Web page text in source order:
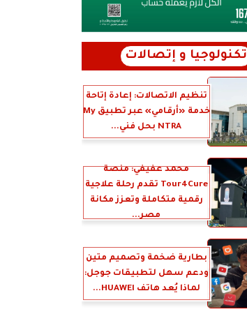
تكنولوجيا و إتصالات
تنظيم الاتصالات: إعادة إتاحة
خدمة «أرقامي» عبر تطبيق My
NTRA بحل فني...
محمد عفيفي: منصة
Tour4Cure تقدم رحلة علاجية
رقمية متكاملة وتعزز مكانة
مصر...
بطارية ضخمة وتصميم متين
ودعم سهل لتطبيقات جوجل:
لماذا يُعد هاتف HUAWEI...